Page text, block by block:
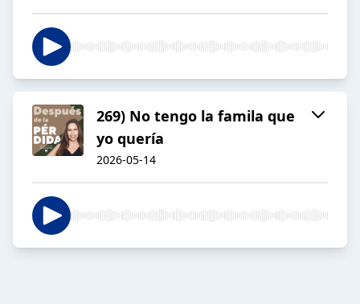
269) No tengo la famila que
yo quería
2026-05-14